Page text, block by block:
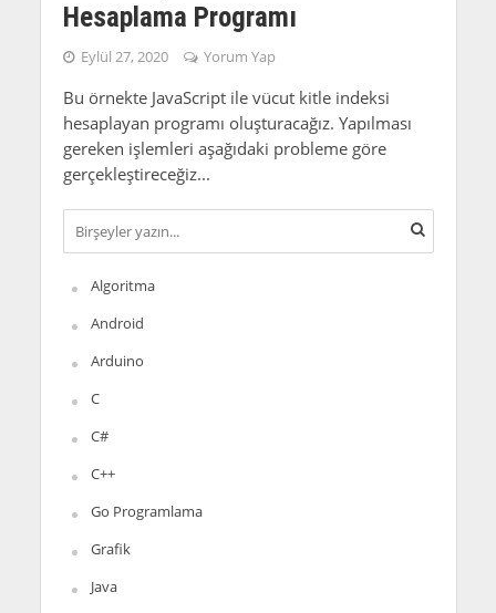
Hesaplama Programı
Eylül 27, 2020 Yorum Yap
Bu örnekte JavaScript ile vücut kitle indeksi
hesaplayan programı oluşturacağız. Yapılması
gereken işlemleri aşağıdaki probleme göre
gerçekleştireceğiz...
Algoritma
Android
Arduino
C
C#
C++
Go Programlama
Grafik
Java